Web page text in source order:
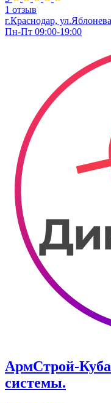
1 отзыв
г.Краснодар,
Пн-Пт 09:00-19:00
АрмСтрой-
системы.